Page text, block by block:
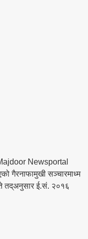
Newsportal
गैरनाफामुखी सञ्चारमाध्म
तद्अनुसार ई.सं. २०१६